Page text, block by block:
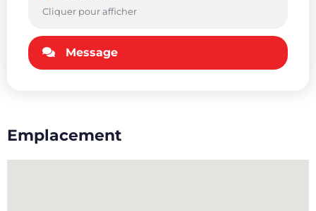
Cliquer pour afficher
Message
Emplacement